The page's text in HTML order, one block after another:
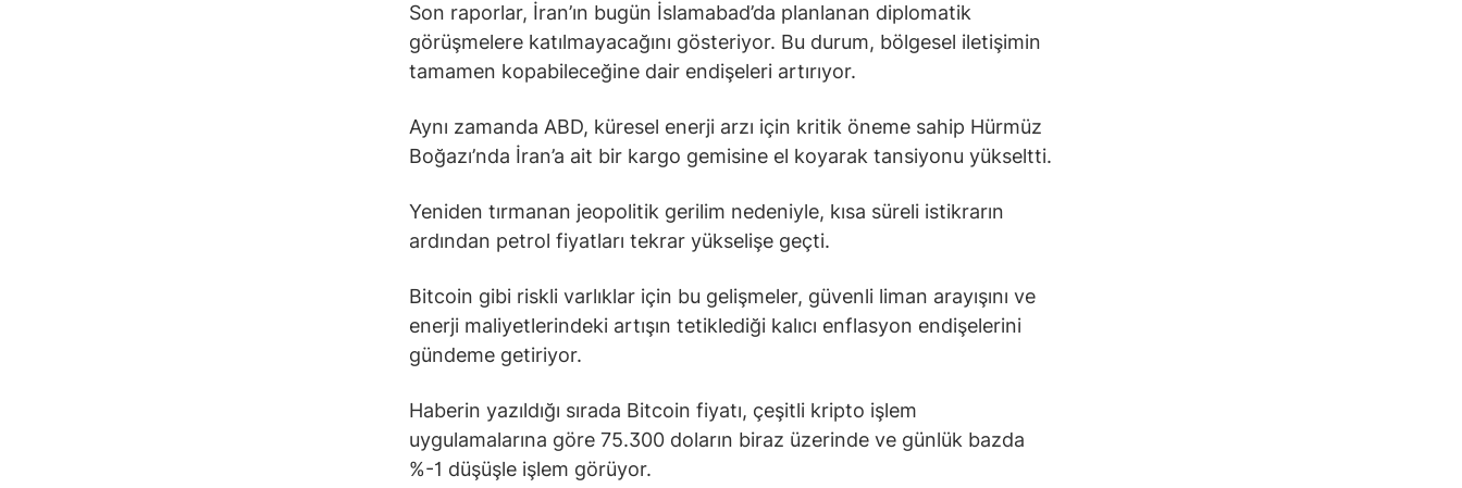
Son raporlar, İran’ın bugün İslamabad’da planlanan diplomatik
görüşmelere katılmayacağını gösteriyor. Bu durum, bölgesel iletişimin
tamamen kopabileceğine dair endişeleri artırıyor.
Aynı zamanda ABD, küresel enerji arzı için kritik öneme sahip Hürmüz
Boğazı’nda İran’a ait bir kargo gemisine el koyarak tansiyonu yükseltti.
Yeniden tırmanan jeopolitik gerilim nedeniyle, kısa süreli istikrarın
ardından petrol fiyatları tekrar yükselişe geçti.
Bitcoin gibi riskli varlıklar için bu gelişmeler, güvenli liman arayışını ve
enerji maliyetlerindeki artışın tetiklediği kalıcı enflasyon endişelerini
gündeme getiriyor.
Haberin yazıldığı sırada Bitcoin fiyatı, çeşitli kripto işlem
uygulamalarına göre 75.300 doların biraz üzerinde ve günlük bazda
%-1 düşüşle işlem görüyor.